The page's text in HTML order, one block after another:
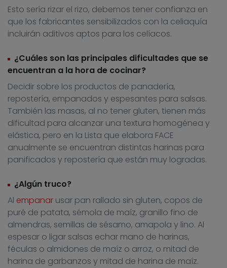
Esto sería rizar el rizo, debemos tener confianza en
que los fabricantes sensibilizados con la celiaquía
incluirán aditivos aptos para los celíacos.
¿Cuáles son las principales dificultades que se
encuentran a la hora de cocinar?
Decidir sobre los productos de panadería,
repostería, empanados y espesantes para salsas.
También las masas, al no tener gluten, tienen más
dificultad para alcanzar una textura homogénea y
elástica, pero en la Lista que elabora FACE
anualmente se encuentran distintas harinas para
panificados y repostería que están muy logradas.
¿Algún truco?
Al empanar usar pan rallado sin gluten, copos de
puré de patata, sémola de maíz, granillo fino de
almendras, semillas de sésamo, amapola y lino. Al
espesar o ligar salsas echar mano de harinas,
féculas o almidones de maíz o arroz, o mitad de
harina de garbanzos y mitad de harina de maíz.